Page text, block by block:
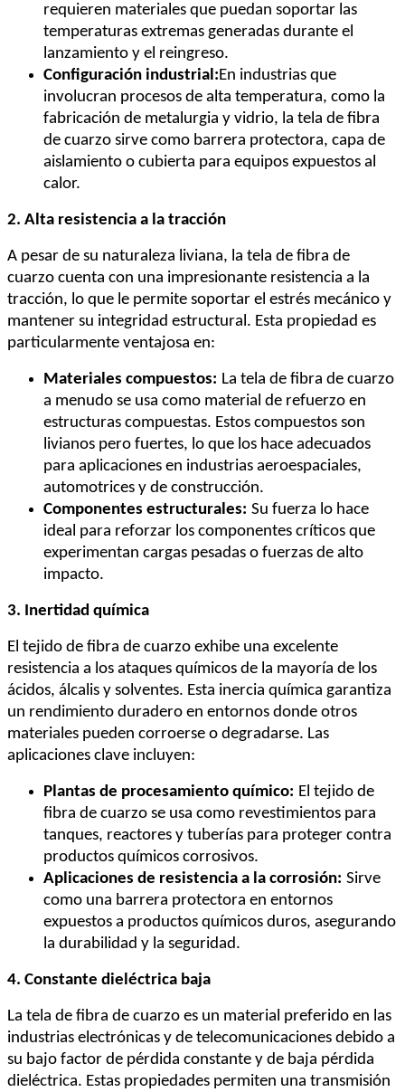
requieren materiales que puedan soportar las
temperaturas extremas generadas durante el
lanzamiento y el reingreso.
Configuración industrial:En industrias que
involucran procesos de alta temperatura, como la
fabricación de metalurgia y vidrio, la tela de fibra
de cuarzo sirve como barrera protectora, capa de
aislamiento o cubierta para equipos expuestos al
calor.
2. Alta resistencia a la tracción
A pesar de su naturaleza liviana, la tela de fibra de
cuarzo cuenta con una impresionante resistencia a la
tracción, lo que le permite soportar el estrés mecánico y
mantener su integridad estructural. Esta propiedad es
particularmente ventajosa en:
Materiales compuestos: La tela de fibra de cuarzo
a menudo se usa como material de refuerzo en
estructuras compuestas. Estos compuestos son
livianos pero fuertes, lo que los hace adecuados
para aplicaciones en industrias aeroespaciales,
automotrices y de construcción.
Componentes estructurales: Su fuerza lo hace
ideal para reforzar los componentes críticos que
experimentan cargas pesadas o fuerzas de alto
impacto.
3. Inertidad química
El tejido de fibra de cuarzo exhibe una excelente
resistencia a los ataques químicos de la mayoría de los
ácidos, álcalis y solventes. Esta inercia química garantiza
un rendimiento duradero en entornos donde otros
materiales pueden corroerse o degradarse. Las
aplicaciones clave incluyen:
Plantas de procesamiento químico: El tejido de
fibra de cuarzo se usa como revestimientos para
tanques, reactores y tuberías para proteger contra
productos químicos corrosivos.
Aplicaciones de resistencia a la corrosión: Sirve
como una barrera protectora en entornos
expuestos a productos químicos duros, asegurando
la durabilidad y la seguridad.
4. Constante dieléctrica baja
La tela de fibra de cuarzo es un material preferido en las
industrias electrónicas y de telecomunicaciones debido a
su bajo factor de pérdida constante y de baja pérdida
dieléctrica. Estas propiedades permiten una transmisión